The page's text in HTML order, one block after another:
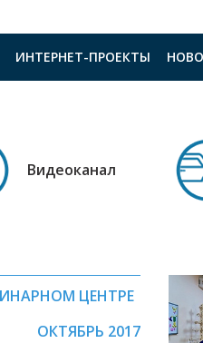
ИНТЕРНЕТ-ПРОЕКТЫ
Видеоканал
ЦЕНТРЕ
ОКТЯБРЬ 2017